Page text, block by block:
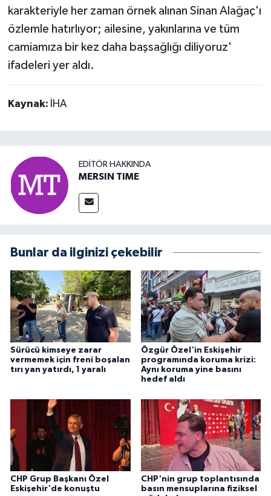
karakteriyle her zaman örnek alınan Sinan Alağaç'ı
özlemle hatırlıyor; ailesine, yakınlarına ve tüm
camiamıza bir kez daha başsağlığı diliyoruz'
ifadeleri yer aldı.
Kaynak: İHA
EDITÖR HAKKINDA
MERSIN TIME
Bunlar da ilginizi çekebilir
Sürücü kimseye zarar
vermemek için freni boşalan
tırı yan yatırdı, 1 yaralı
Özgür Özel'in Eskişehir
programında koruma krizi:
Aynı koruma yine basını
hedef aldı
CHP Grup Başkanı Özel
Eskişehir'de konuştu
CHP'nin grup toplantısında
basın mensuplarına fiziksel